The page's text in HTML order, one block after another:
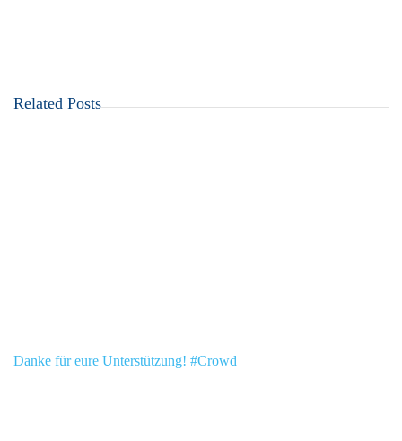
Related Posts
Danke für eure Unterstützung! #Crowd